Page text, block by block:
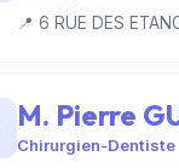
📍 6 RUE DES
M. Pierre
Chirurgien-Dentiste